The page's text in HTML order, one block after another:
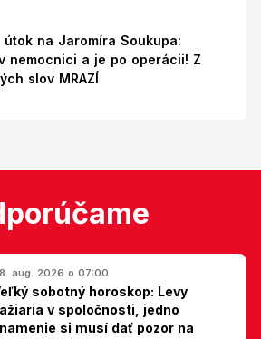
útok na Jaromíra Soukupa:
nemocnici a je po operácii! Z
slov MRAZÍ
aug. 2026 o 07:00
sobotný horoskop: Levy
v spoločnosti, jedno
si musí dať pozor na